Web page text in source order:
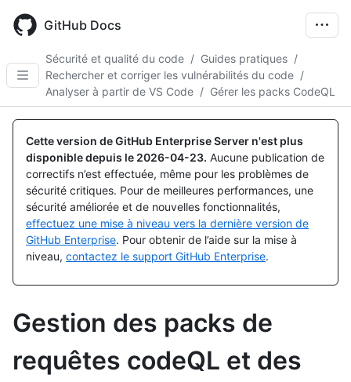
main
GitHub Docs
Sécurité et qualité du code / Guides pratiques /
Rechercher et corriger les vulnérabilités du code /
Analyser à partir de VS Code / Gérer les packs CodeQL
Cette version de GitHub Enterprise Server n'est plus
disponible depuis le 2026-04-23. Aucune publication de
correctifs n’est effectuée, même pour les problèmes de
sécurité critiques. Pour de meilleures performances, une
sécurité améliorée et de nouvelles fonctionnalités,
effectuez une mise à niveau vers la dernière version de
GitHub Enterprise. Pour obtenir de l’aide sur la mise à
niveau, contactez le support GitHub Enterprise.
Gestion des packs de
requêtes codeQL et des